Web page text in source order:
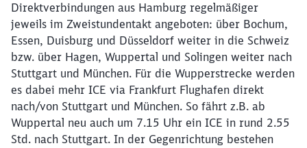
Direktverbindungen aus Hamburg regelmäßiger
jeweils im Zweistundentakt angeboten: über Bochum,
Essen, Duisburg und Düsseldorf weiter in die Schweiz
bzw. über Hagen, Wuppertal und Solingen weiter nach
Stuttgart und München. Für die Wupperstrecke werden
es dabei mehr ICE via Frankfurt Flughafen direkt
nach/von Stuttgart und München. So fährt z.B. ab
Wuppertal neu auch um 7.15 Uhr ein ICE in rund 2.55
Std. nach Stuttgart. In der Gegenrichtung bestehen